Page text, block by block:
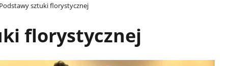
Podstawy sztuki florystycznej
florystycznej